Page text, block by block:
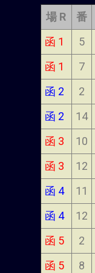
場 R 番
函 1
5
函 1
7
函 2
2
函 2
14
函 3
10
函 3
12
函 4
11
函 4
12
函 5
2
函 5
8